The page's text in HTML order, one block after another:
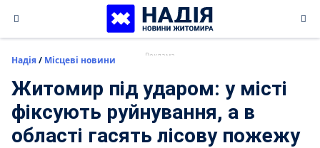
content
Надія/ Місцеві новини
Житомир під ударом: у місті
фіксують руйнування, а в
області гасять лісову пожежу